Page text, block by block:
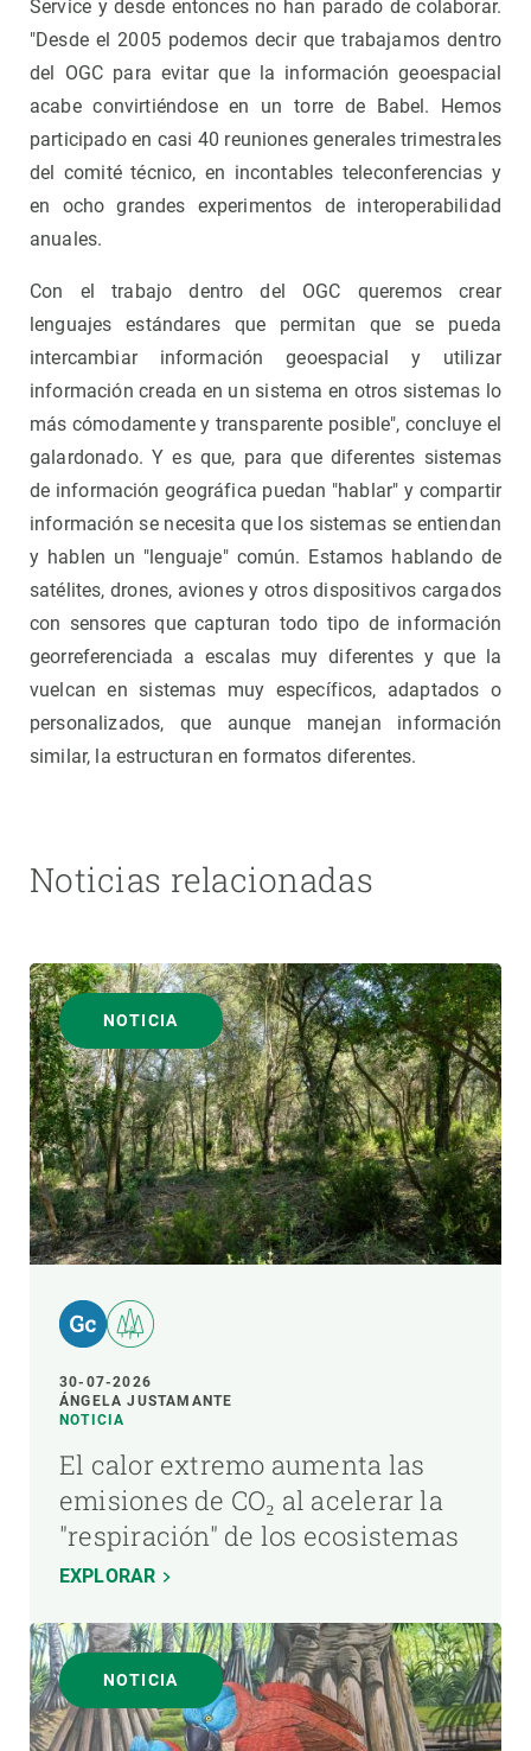
Service y desde entonces no han parado de colaborar.
"Desde el 2005 podemos decir que trabajamos dentro
del OGC para evitar que la información geoespacial
acabe convirtiéndose en un torre de Babel. Hemos
participado en casi 40 reuniones generales trimestrales
del comité técnico, en incontables teleconferencias y
en ocho grandes experimentos de interoperabilidad
anuales.
Con el trabajo dentro del OGC queremos crear
lenguajes estándares que permitan que se pueda
intercambiar información geoespacial y utilizar
información creada en un sistema en otros sistemas lo
más cómodamente y transparente posible", concluye el
galardonado. Y es que, para que diferentes sistemas
de información geográfica puedan "hablar" y compartir
información se necesita que los sistemas se entiendan
y hablen un "lenguaje" común. Estamos hablando de
satélites, drones, aviones y otros dispositivos cargados
con sensores que capturan todo tipo de información
georreferenciada a escalas muy diferentes y que la
vuelcan en sistemas muy específicos, adaptados o
personalizados, que aunque manejan información
similar, la estructuran en formatos diferentes.
Noticias relacionadas
NOTICIA
30-07-2026
ÁNGELA JUSTAMANTE
NOTICIA
El calor extremo aumenta las
emisiones de CO₂ al acelerar la
"respiración" de los ecosistemas
EXPLORAR
NOTICIA